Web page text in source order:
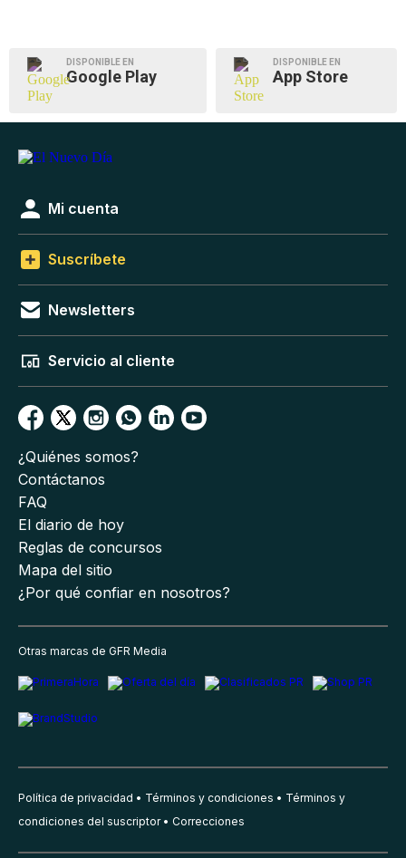
DISPONIBLE EN
Google Play
DISPONIBLE EN
App Store
Mi cuenta
Suscríbete
Newsletters
Servicio al cliente
¿Quiénes somos?
Contáctanos
FAQ
El diario de hoy
Reglas de concursos
Mapa del sitio
¿Por qué confiar en nosotros?
Otras marcas de GFR Media
Política de privacidad Términos y condiciones
Términos y
condiciones del suscriptor
Correcciones